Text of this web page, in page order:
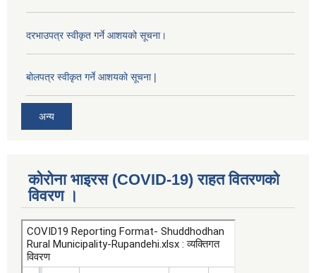
दरभाउपत्र स्वीकृत गर्ने आशयको सूचना।
बोलपत्र स्वीकृत गर्ने आशयको सूचना |
अन्य
कोरोना भाइरस (COVID-19) राहत वितरणको
विवरण ।